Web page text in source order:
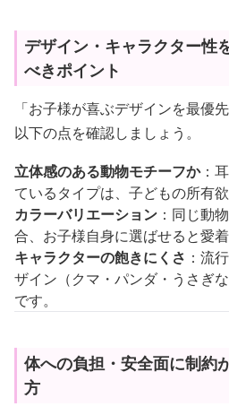
デザイン・キャラクター性
べきポイント
「お子様が喜ぶデザインを最優
以下の点を確認しましょう。
立体感のある動物モチーフか：
ているタイプは、子どもの所有
カラーバリエーション ：同じ動
合、お子様自身に選ばせると愛着
キャラクターの飽きにくさ ：流
ザイン（クマ・パンダ・うさぎ
です。
体への負担・安全面に制約
方